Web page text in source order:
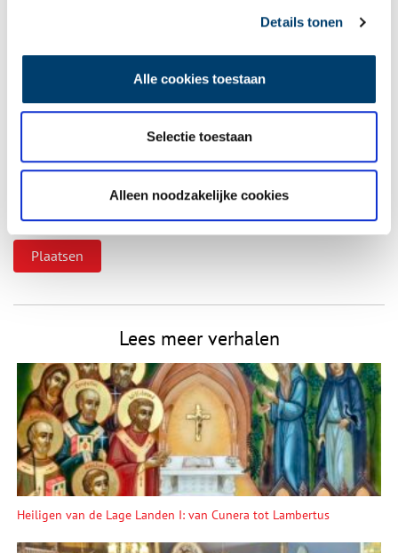
Details tonen
Alle cookies toestaan
Selectie toestaan
Alleen noodzakelijke cookies
E-mail*
Vink dit aan als u op de hoogte gehouden wil worden.
Lees meer verhalen
Heiligen van de Lage Landen I: van Cunera tot Lambertus